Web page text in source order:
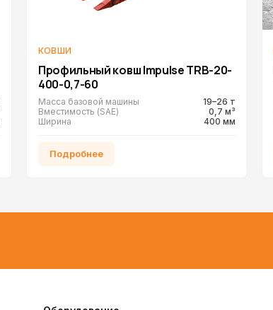
КОВШИ
Профильный ковш Impulse TRB-20-
400-0,7-60
Масса базовой машины
19–26 т
Вместимость (SAE)
0,7 м³
Ширина
400 мм
Подробнее